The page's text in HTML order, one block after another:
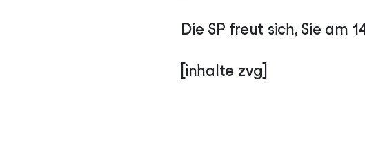
Die SP freut sich, Sie am
[inhalte zvg]